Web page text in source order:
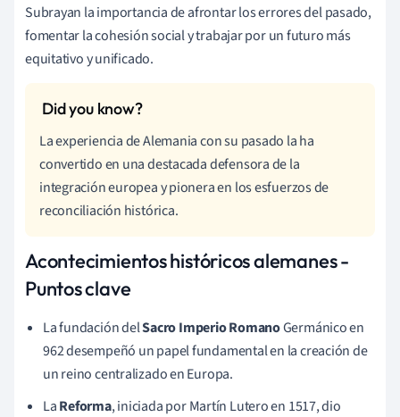
Subrayan la importancia de afrontar los errores del pasado,
fomentar la cohesión social y trabajar por un futuro más
equitativo y unificado.
La experiencia de Alemania con su pasado la ha
convertido en una destacada defensora de la
integración europea y pionera en los esfuerzos de
reconciliación histórica.
Acontecimientos históricos alemanes -
Puntos clave
La fundación delSacro Imperio RomanoGermánico en
962 desempeñó un papel fundamental en la creación de
un reino centralizado en Europa.
LaReforma, iniciada por Martín Lutero en 1517, dio